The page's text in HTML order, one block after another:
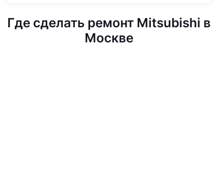
Где сделать ремонт Mitsubishi в
Москве